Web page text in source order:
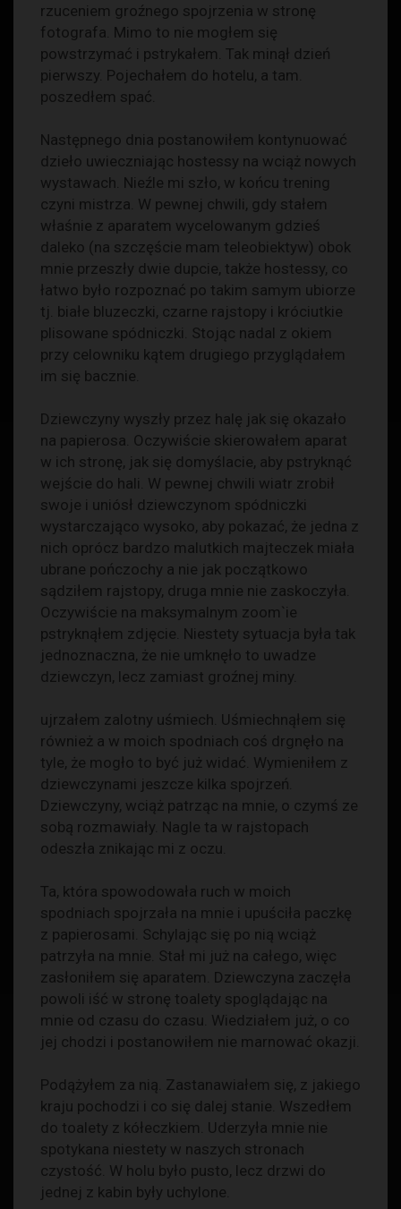
rzuceniem groźnego spojrzenia w stronę
fotografa. Mimo to nie mogłem się
powstrzymać i pstrykałem. Tak minął dzień
pierwszy. Pojechałem do hotelu, a tam.
poszedłem spać.
Następnego dnia postanowiłem kontynuować
dzieło uwieczniając hostessy na wciąż nowych
wystawach. Nieźle mi szło, w końcu trening
czyni mistrza. W pewnej chwili, gdy stałem
właśnie z aparatem wycelowanym gdzieś
daleko (na szczęście mam teleobiektyw) obok
mnie przeszły dwie dupcie, także hostessy, co
łatwo było rozpoznać po takim samym ubiorze
tj. białe bluzeczki, czarne rajstopy i króciutkie
plisowane spódniczki. Stojąc nadal z okiem
przy celowniku kątem drugiego przyglądałem
im się bacznie.
Dziewczyny wyszły przez halę jak się okazało
na papierosa. Oczywiście skierowałem aparat
w ich stronę, jak się domyślacie, aby pstryknąć
wejście do hali. W pewnej chwili wiatr zrobił
swoje i uniósł dziewczynom spódniczki
wystarczająco wysoko, aby pokazać, że jedna z
nich oprócz bardzo malutkich majteczek miała
ubrane pończochy a nie jak początkowo
sądziłem rajstopy, druga mnie nie zaskoczyła.
Oczywiście na maksymalnym zoom`ie
pstryknąłem zdjęcie. Niestety sytuacja była tak
jednoznaczna, że nie umknęło to uwadze
dziewczyn, lecz zamiast groźnej miny.
ujrzałem zalotny uśmiech. Uśmiechnąłem się
również a w moich spodniach coś drgnęło na
tyle, że mogło to być już widać. Wymieniłem z
dziewczynami jeszcze kilka spojrzeń.
Dziewczyny, wciąż patrząc na mnie, o czymś ze
sobą rozmawiały. Nagle ta w rajstopach
odeszła znikając mi z oczu.
Ta, która spowodowała ruch w moich
spodniach spojrzała na mnie i upuściła paczkę
z papierosami. Schylając się po nią wciąż
patrzyła na mnie. Stał mi już na całego, więc
zasłoniłem się aparatem. Dziewczyna zaczęła
powoli iść w stronę toalety spoglądając na
mnie od czasu do czasu. Wiedziałem już, o co
jej chodzi i postanowiłem nie marnować okazji.
Podążyłem za nią. Zastanawiałem się, z jakiego
kraju pochodzi i co się dalej stanie. Wszedłem
do toalety z kółeczkiem. Uderzyła mnie nie
spotykana niestety w naszych stronach
czystość. W holu było pusto, lecz drzwi do
jednej z kabin były uchylone.